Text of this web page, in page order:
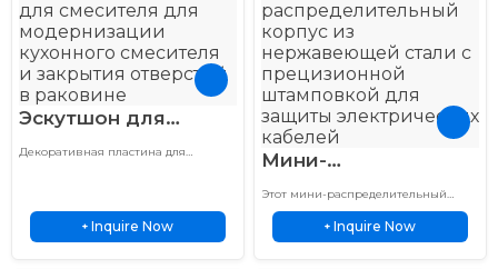
рифлением
Эскутшон для
смесителя из
штампованный, для
кухни и ванной
Декоративная пластина для
длительным сроком службы и
надежной защитой для кухонных и
+ Inquire Now
Мини-
распределительная
коробка из
нержавеющей
Этот мини-распределительный
короб изготовлен по
индивидуальному заказу с
использованием технологии
+ Inquire Now